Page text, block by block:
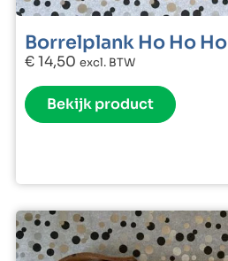
Borrelplank Ho Ho Ho
€14,50 excl. BTW
Bekijk product